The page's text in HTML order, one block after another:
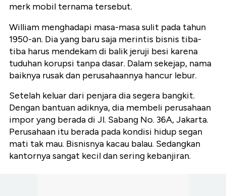
merk mobil ternama tersebut.
William menghadapi masa-masa sulit pada tahun
1950-an. Dia yang baru saja merintis bisnis tiba-
tiba harus mendekam di balik jeruji besi karena
tuduhan korupsi tanpa dasar. Dalam sekejap, nama
baiknya rusak dan perusahaannya hancur lebur.
Setelah keluar dari penjara dia segera bangkit.
Dengan bantuan adiknya, dia membeli perusahaan
impor yang berada di Jl. Sabang No. 36A, Jakarta.
Perusahaan itu berada pada kondisi hidup segan
mati tak mau. Bisnisnya kacau balau. Sedangkan
kantornya sangat kecil dan sering kebanjiran.